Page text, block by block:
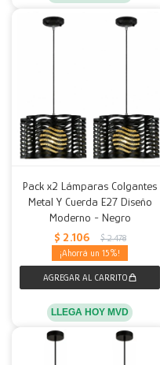
Pack x2 Lámparas Colgantes
Metal Y Cuerda E27 Diseño
Moderno - Negro
$ 2.106 $ 2.478
15
LLEGA HOY MVD